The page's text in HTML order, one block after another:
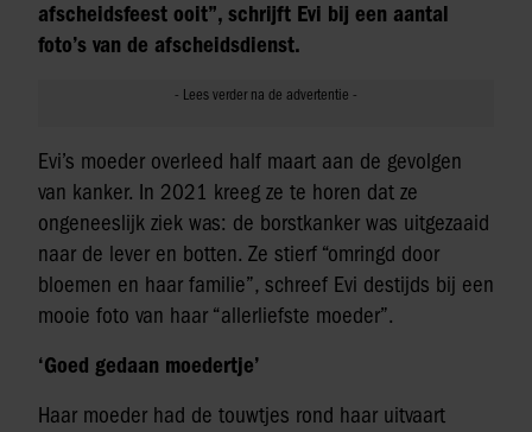
afscheidsfeest ooit”, schrijft Evi bij een aantal
foto’s van de afscheidsdienst.
Evi’s moeder overleed half maart aan de gevolgen
van kanker. In 2021 kreeg ze te horen dat ze
ongeneeslijk ziek was: de borstkanker was uitgezaaid
naar de lever en botten. Ze stierf “omringd door
bloemen en haar familie”, schreef Evi destijds bij een
mooie foto van haar “allerliefste moeder”.
‘Goed gedaan moedertje’
Haar moeder had de touwtjes rond haar uitvaart